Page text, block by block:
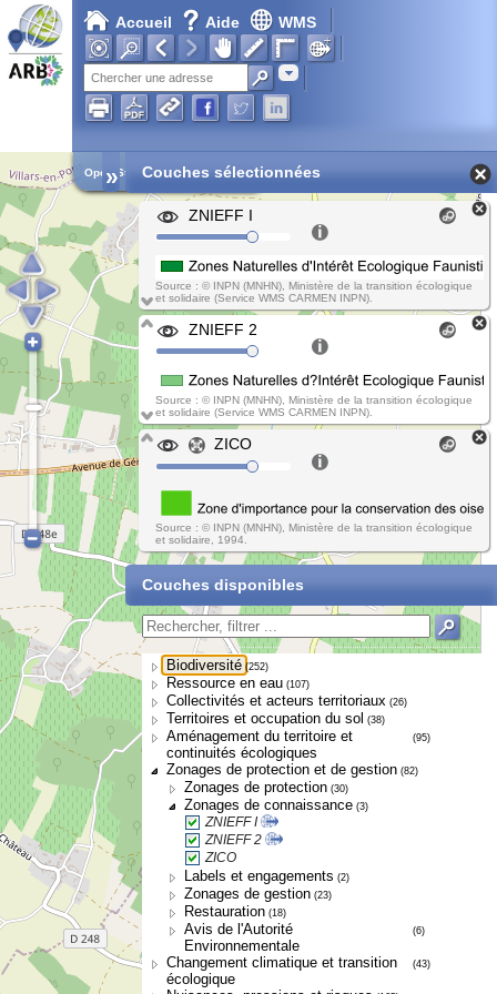
Accueil Aide WMS
Adresse
Chargement en cours...
Open Street Map
» Couches sélectionnées
ZNIEFF I
Source : © INPN (MNHN), Ministère de la transition écologique
et solidaire (Service WMS CARMEN INPN).
ZNIEFF 2
Source : © INPN (MNHN), Ministère de la transition écologique
et solidaire (Service WMS CARMEN INPN).
ZICO
Source : © INPN (MNHN), Ministère de la transition écologique
et solidaire, 1994.
Couches disponibles
Biodiversité (252)
Ressource en eau (107)
Collectivités et acteurs territoriaux (26)
Territoires et occupation du sol (38)
Aménagement du territoire et
continuités écologiques
(95)
Zonages de protection et de gestion (82)
Zonages de protection (30)
Zonages de connaissance (3)
ZNIEFF I
ZNIEFF 2
ZICO
Labels et engagements (2)
Zonages de gestion (23)
Restauration (18)
Avis de l'Autorité
Environnementale
(6)
Changement climatique et transition
écologique
(43)